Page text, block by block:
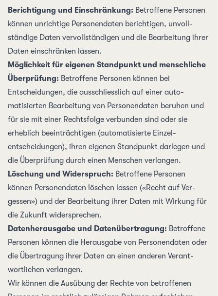
Berichtigung und Einschränkung: Betroffene Personen
können unrichtige Personen­daten berichtigen, unvoll­
ständige Daten vervoll­ständigen und die Bear­beitung ihrer
Daten ein­schränken lassen.
Möglichkeit für eigenen Stand­punkt und mensch­liche
Überprüfung: Betroffene Personen können bei
Entscheidungen, die ausschliess­lich auf einer auto­
matisierten Bearbeitung von Personen­daten beruhen und
für sie mit einer Rechts­folge verbunden sind oder sie
erheblich beein­trächtigen (auto­matisierte Einzel­
entscheidungen), ihren eigenen Stand­punkt darlegen und
die Über­prüfung durch einen Menschen verlangen.
Löschung und Widerspruch: Betroffene Personen
können Personen­daten löschen lassen («Recht auf Ver­
gessen») und der Bear­beitung ihrer Daten mit Wirkung für
die Zukunft wider­sprechen.
Datenherausgabe und Datenübertragung: Betroffene
Personen können die Heraus­gabe von Personen­daten oder
die Übe­rtragung ihrer Daten an einen anderen Verant­
wortlichen verlangen.
Wir können die Ausübung der Rechte von betroffenen